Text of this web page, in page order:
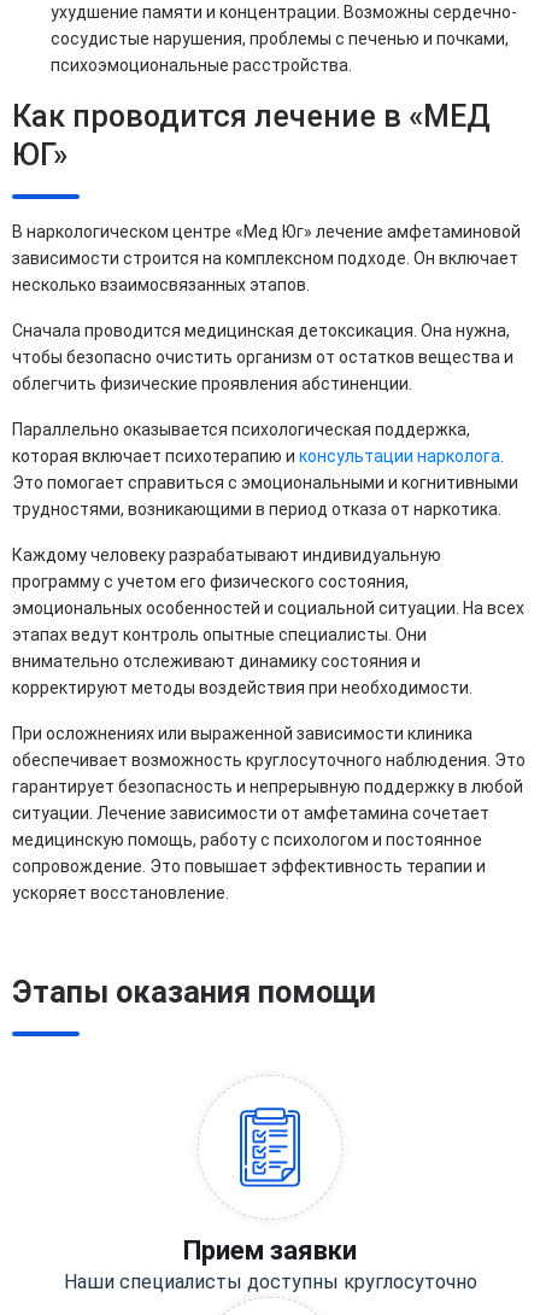
ухудшение памяти и концентрации. Возможны сердечно-
сосудистые нарушения, проблемы с печенью и почками,
психоэмоциональные расстройства.
Как проводится лечение в «МЕД
ЮГ»
В наркологическом центре «Мед Юг» лечение амфетаминовой
зависимости строится на комплексном подходе. Он включает
несколько взаимосвязанных этапов.
Сначала проводится медицинская детоксикация. Она нужна,
чтобы безопасно очистить организм от остатков вещества и
облегчить физические проявления абстиненции.
Параллельно оказывается психологическая поддержка,
которая включает психотерапию и консультации нарколога
Это помогает справиться с эмоциональными и когнитивными
трудностями, возникающими в период отказа от наркотика.
Каждому человеку разрабатывают индивидуальную
программу с учетом его физического состояния,
эмоциональных особенностей и социальной ситуации. На всех
этапах ведут контроль опытные специалисты. Они
внимательно отслеживают динамику состояния и
корректируют методы воздействия при необходимости.
При осложнениях или выраженной зависимости клиника
обеспечивает возможность круглосуточного наблюдения. Это
гарантирует безопасность и непрерывную поддержку в любой
ситуации. Лечение зависимости от амфетамина сочетает
медицинскую помощь, работу с психологом и постоянное
сопровождение. Это повышает эффективность терапии и
ускоряет восстановление.
Этапы оказания помощи
Прием заявки
Наши специалисты доступны круглосуточно